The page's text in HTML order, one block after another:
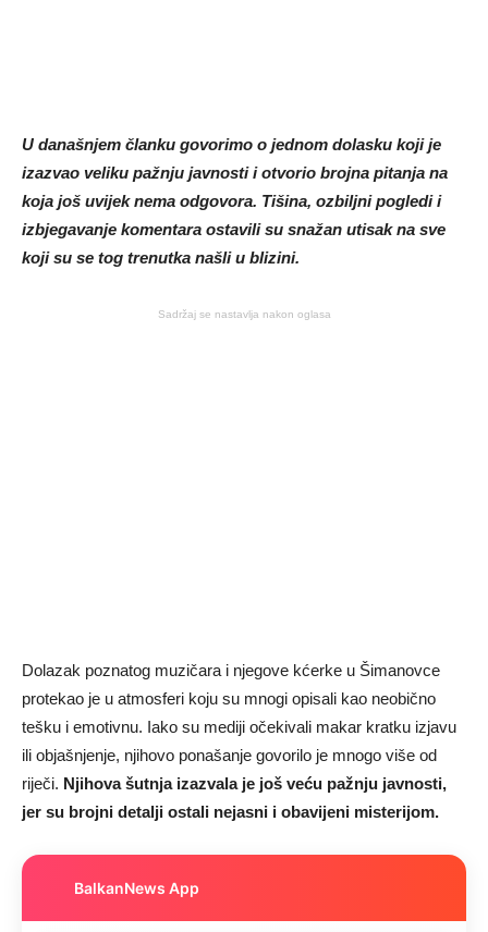
U današnjem članku govorimo o jednom dolasku koji je
izazvao veliku pažnju javnosti i otvorio brojna pitanja na
koja još uvijek nema odgovora. Tišina, ozbiljni pogledi i
izbjegavanje komentara ostavili su snažan utisak na sve
koji su se tog trenutka našli u blizini.
Sadržaj se nastavlja nakon oglasa
Dolazak poznatog muzičara i njegove kćerke u Šimanovce
protekao je u atmosferi koju su mnogi opisali kao neobično
tešku i emotivnu. Iako su mediji očekivali makar kratku izjavu
ili objašnjenje, njihovo ponašanje govorilo je mnogo više od
riječi. Njihova šutnja izazvala je još veću pažnju javnosti,
jer su brojni detalji ostali nejasni i obavijeni misterijom.
BalkanNews App